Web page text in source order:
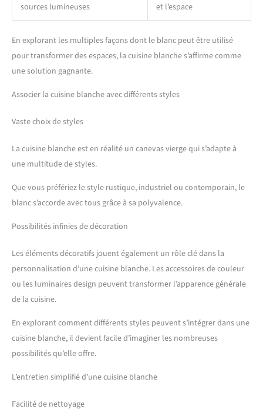
sources lumineuses
et l’espace
En explorant les multiples façons dont le blanc peut être utilisé
pour transformer des espaces, la cuisine blanche s’affirme comme
une solution gagnante.
Associer la cuisine blanche avec différents styles
Vaste choix de styles
La cuisine blanche est en réalité un canevas vierge qui s’adapte à
une multitude de styles.
Que vous préfériez le style rustique, industriel ou contemporain, le
blanc s’accorde avec tous grâce à sa polyvalence.
Possibilités infinies de décoration
Les éléments décoratifs jouent également un rôle clé dans la
personnalisation d’une cuisine blanche. Les accessoires de couleur
ou les luminaires design peuvent transformer l’apparence générale
de la cuisine.
En explorant comment différents styles peuvent s’intégrer dans une
cuisine blanche, il devient facile d’imaginer les nombreuses
possibilités qu’elle offre.
L’entretien simplifié d’une cuisine blanche
Facilité de nettoyage